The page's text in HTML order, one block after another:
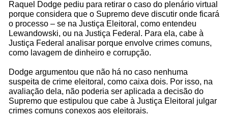
Raquel Dodge pediu para retirar o caso do plenário virtual
porque considera que o Supremo deve discutir onde ficará
o processo – se na Justiça Eleitoral, como entendeu
Lewandowski, ou na Justiça Federal. Para ela, cabe à
Justiça Federal analisar porque envolve crimes comuns,
como lavagem de dinheiro e corrupção.
Dodge argumentou que não há no caso nenhuma
suspeita de crime eleitoral, como caixa dois. Por isso, na
avaliação dela, não poderia ser aplicada a decisão do
Supremo que estipulou que cabe à Justiça Eleitoral julgar
crimes comuns conexos aos eleitorais.